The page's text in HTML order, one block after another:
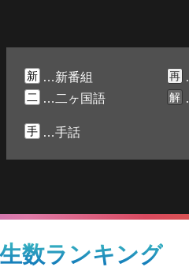
新 …新番組 再
二 …二ヶ国語 解
手 …手話
数ランキング